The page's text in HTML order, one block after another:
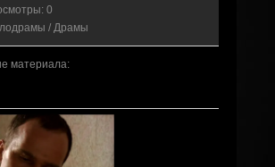
: 0
/ Драмы
материала: